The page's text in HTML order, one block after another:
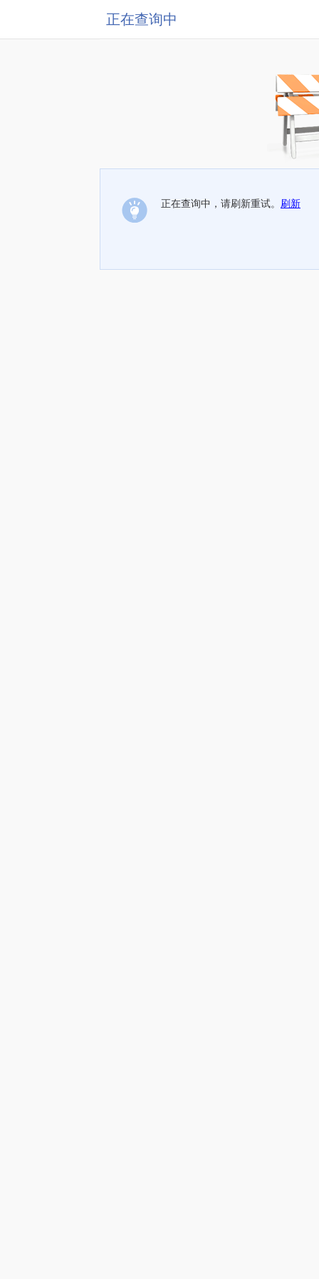
正在查询中
正在查询中，请刷新重试。 刷新